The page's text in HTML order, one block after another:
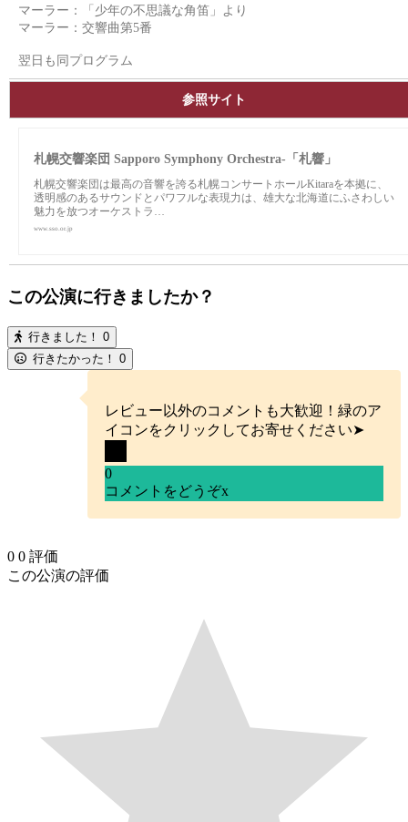
マーラー：「少年の不思議な角笛」より
マーラー：交響曲第5番
翌日も同プログラム
参照サイト
札幌交響楽団 Sapporo Symphony Orchestra-「札響」
札幌交響楽団は最高の音響を誇る札幌コンサートホールKitaraを本拠に、
透明感のあるサウンドとパワフルな表現力は、雄大な北海道にふさわしい
魅力を放つオーケストラ…
www.sso.or.jp
この公演に行きましたか？
行きました！ 0
行きたかった！ 0
レビュー以外のコメントも大歓迎！緑のア
イコンをクリックしてお寄せください➤
0
コメントをどうぞx
0 0 評価
この公演の評価